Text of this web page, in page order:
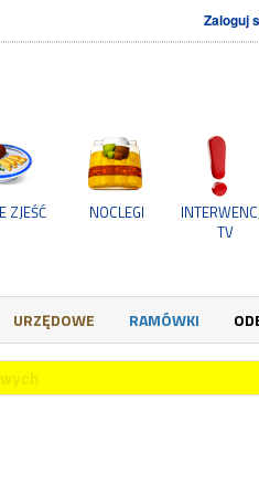
Zaloguj
ZJEŚĆ NOCLEGI
TV
URZĘDOWE RAMÓWKI